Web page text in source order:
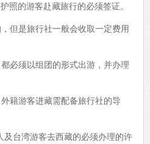
照的游客赴藏旅行的必须签证。
但是旅行社一般会收取一定费用
必须以组团的形式出游，并办理
籍游客进藏需配备旅行社的导
及台湾游客去西藏的必须办理的许